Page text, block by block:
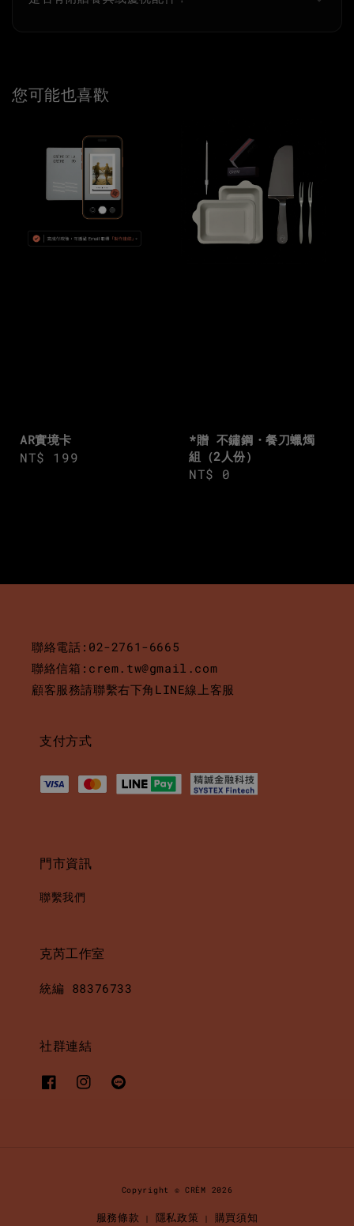
您可能也喜歡
AR實境卡
Regular
NT$ 199
*贈 不鏽鋼・餐刀蠟燭
組（2人份）
Regular
NT$ 0
聯絡電話:02-2761-6665
聯絡信箱:crem.tw@gmail.com
顧客服務請聯繫右下角LINE線上客服
支付方式
門市資訊
聯繫我們
克芮工作室
統編 88376733
社群連結
Copyright © CRÈM 2026
服務條款 | 隱私政策 | 購買須知